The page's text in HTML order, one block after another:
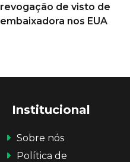
revogação de visto de
embaixadora nos EUA
Institucional
Sobre nós
Política de